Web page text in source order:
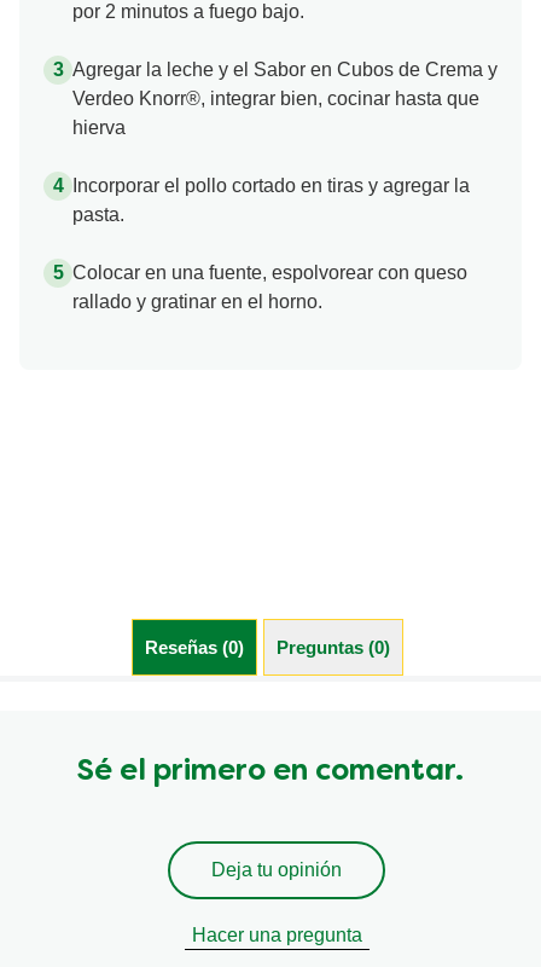
por 2 minutos a fuego bajo.
Agregar la leche y el Sabor en Cubos de Crema y
Verdeo Knorr®, integrar bien, cocinar hasta que
hierva
Incorporar el pollo cortado en tiras y agregar la
pasta.
Colocar en una fuente, espolvorear con queso
rallado y gratinar en el horno.
Reseñas (0) Preguntas (0)
Sé el primero en comentar.
Deja tu opinión
Hacer una pregunta